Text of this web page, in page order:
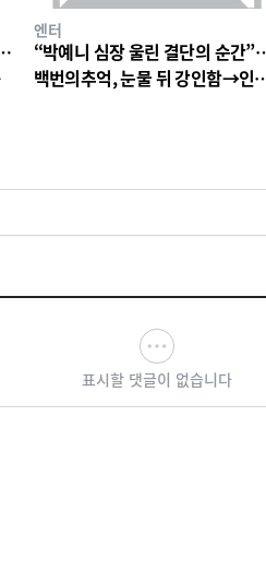
엔터
“박예니 심장 울린 결단의 순간
백번의추억, 눈물 뒤 강인함→인
표시할 댓글이 없습니다